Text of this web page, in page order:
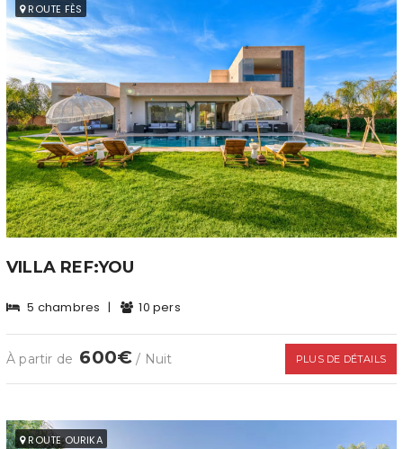
ROUTE FÈS
VILLA REF:YOU
5 chambres | 10 pers
À partir de 600€ / Nuit PLUS DE DÉTAILS
ROUTE OURIKA